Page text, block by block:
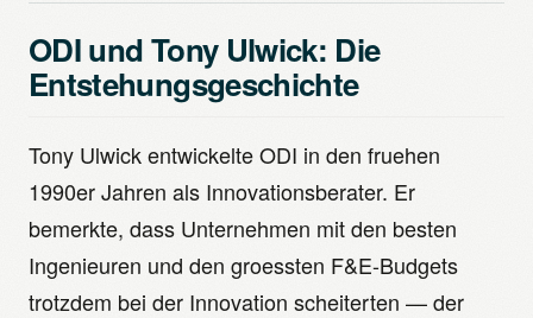
ODI und Tony Ulwick: Die
Entstehungsgeschichte
Tony Ulwick entwickelte ODI in den fruehen
1990er Jahren als Innovationsberater. Er
bemerkte, dass Unternehmen mit den besten
Ingenieuren und den groessten F&E-Budgets
trotzdem bei der Innovation scheiterten — der